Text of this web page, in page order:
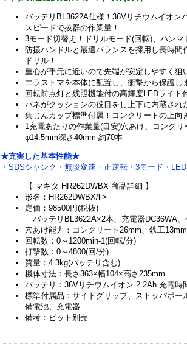
バッテリBL3622A仕様！36Vリチウムイオン
スピードで抜群の作業量！
3モード切替え！ドリルモード(回転)、ハン
防振ハンドルと最適バランスを採用し長時
ドリル！
重心が手元に近いので先端が安定しやすく狙
エラストマを本体に配置し、衝撃から保護し
回転前点灯と残照機能付の高輝度LEDライト
バネがクッションの役目をし上下に内蔵され
集じんカップ標準付属！コンクリートの上向
1充電あたりの作業量(目安)穴あけ、コンク
φ14.5mm深さ40mm 約70本
★充実した基本性能★
・SDSシャンク・無段変速・正逆転・3モード・
【 マキタ HR262DWBX 商品詳細 】
形名：HR262DWBX/li>
定価：98500円(税抜)
バッテリBL3622A×2本、充電器DC36WA、
穴あけ能力：コンクリート26mm、鉄工
回転数：0～1200min-1(回転/分)
打撃数：0～4800(回/分)
質量：4.3kg(バッテリ含む)
機体寸法：長さ363×幅104×高さ235mm
バッテリ：36Vリチウムイオン 2.2Ah 充電時
標準付属品：サイドグリップ、ストッパポ
備電池、充電器
備考：ビット別売